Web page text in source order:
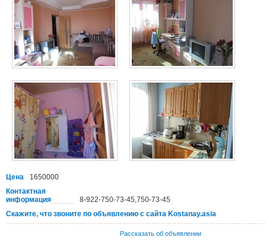
Цена
1650000
Контактная
информация
8-922-750-73-45,750-73-45
Скажите, что звоните по объявлению с сайта Kostanay.asia
Рассказать об объявлении